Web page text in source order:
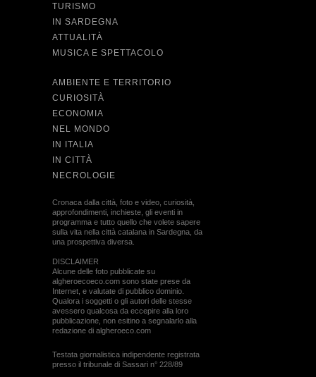
TURISMO
IN SARDEGNA
ATTUALITÀ
MUSICA E SPETTACOLO
AMBIENTE E TERRITORIO
CURIOSITÀ
ECONOMIA
NEL MONDO
IN ITALIA
IN CITTÀ
NECROLOGIE
Cronaca dalla città, foto e video, curiosità,
approfondimenti, inchieste, gli eventi in
programma e tutto quello che volete sapere
sulla vita nella città catalana in Sardegna, da
una prospettiva diversa.
DISCLAIMER
Alcune delle foto pubblicate su
algheroecoeco.com sono state prese da
Internet, e valutate di pubblico dominio.
Qualora i soggetti o gli autori delle stesse
avessero qualcosa da eccepire alla loro
pubblicazione, non esitino a segnalarlo alla
redazione di algheroeco.com
Testata giornalistica indipendente registrata
presso il tribunale di Sassari n° 228/89